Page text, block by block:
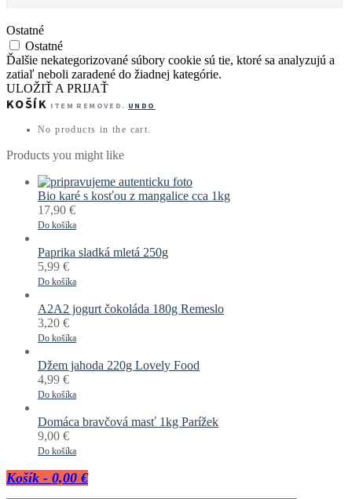
Ostatné
Ostatné
Ďalšie nekategorizované súbory cookie sú tie, ktoré sa analyzujú a
zatiaľ neboli zaradené do žiadnej kategórie.
ULOŽIŤ A PRIJAŤ
KOŠÍK ITEM REMOVED. UNDO
No products in the cart.
Products you might like
Bio karé s kosťou z mangalice cca 1kg
17,90 €
Do košíka
Paprika sladká mletá 250g
5,99 €
Do košíka
A2A2 jogurt čokoláda 180g Remeslo
3,20 €
Do košíka
Džem jahoda 220g Lovely Food
4,99 €
Do košíka
Domáca bravčová masť 1kg Parížek
9,00 €
Do košíka
Košík - 0,00 €